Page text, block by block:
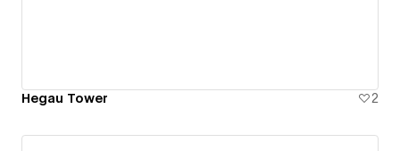
Hegau Tower 2